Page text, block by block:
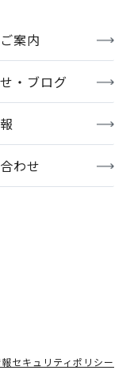
案内
・ブログ
わせ
セキュリティポリシー